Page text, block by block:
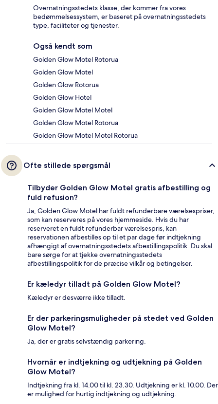
Overnatningsstedets klasse, der kommer fra vores
bedømmelsessystem, er baseret på overnatningsstedets
type, faciliteter og tjenester.
Også kendt som
Golden Glow Motel Rotorua
Golden Glow Motel
Golden Glow Rotorua
Golden Glow Hotel
Golden Glow Motel Motel
Golden Glow Motel Rotorua
Golden Glow Motel Motel Rotorua
Ofte stillede spørgsmål
Tilbyder Golden Glow Motel gratis afbestilling og
fuld refusion?
Ja, Golden Glow Motel har fuldt refunderbare værelsespriser,
som kan reserveres på vores hjemmeside. Hvis du har
reserveret en fuldt refunderbar værelsespris, kan
reservationen afbestilles op til et par dage før indtjekning
afhængigt af overnatningsstedets afbestillingspolitik. Du skal
bare sørge for at tjekke overnatningsstedets
afbestillingspolitik for de præcise vilkår og betingelser.
Er kæledyr tilladt på Golden Glow Motel?
Kæledyr er desværre ikke tilladt.
Er der parkeringsmuligheder på stedet ved Golden
Glow Motel?
Ja, der er gratis selvstændig parkering.
Hvornår er indtjekning og udtjekning på Golden
Glow Motel?
Indtjekning fra kl. 14.00 til kl. 23.30. Udtjekning er kl. 10.00. Der
er mulighed for hurtig indtjekning og udtjekning.